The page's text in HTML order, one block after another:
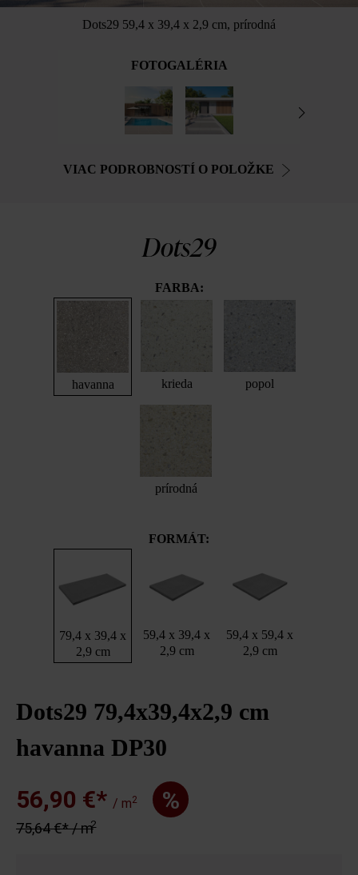
Dots29 59,4 x 39,4 x 2,9 cm, prírodná
FOTOGALÉRIA
VIAC PODROBNOSTÍ O POLOŽKE
Dots29
FARBA:
havanna krieda popol
prírodná
FORMÁT:
79,4 x 39,4 x
2,9 cm
59,4 x 39,4 x
2,9 cm
59,4 x 59,4 x
2,9 cm
Dots29 79,4x39,4x2,9 cm
havanna DP30
56,90 €* / m2 %
75,64 €* / m2